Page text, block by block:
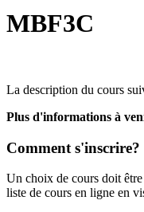
MBF3C
La description du cours
Plus d'informations à
Comment s'inscrire?
Un choix de cours doit
liste de cours en ligne en